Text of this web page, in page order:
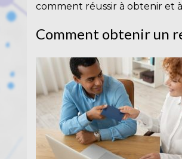
comment réussir à obtenir et
Comment obtenir un